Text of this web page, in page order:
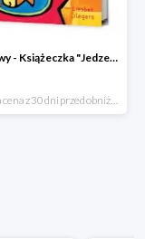
Hit cenowy - Książeczka "Jedzenie"